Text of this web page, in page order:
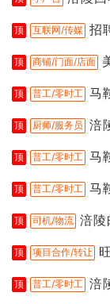
顶 互联网/传媒 招
顶 商铺/门面/店面
顶 普工/零时工 马
顶 厨师/服务员 涪
顶 普工/零时工 马
顶 普工/零时工 马
顶 司机/物流 涪陵
顶 项目合作/转让
顶 普工/零时工 涪